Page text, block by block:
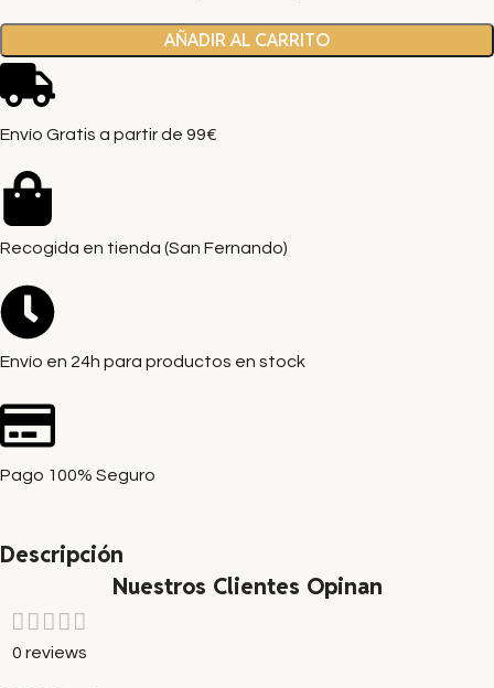
AÑADIR AL CARRITO
Envío Gratis a partir de 99€
Recogida en tienda (San Fernando)
Envío en 24h para productos en stock
Pago 100% Seguro
Descripción
Nuestros Clientes Opinan
0 reviews